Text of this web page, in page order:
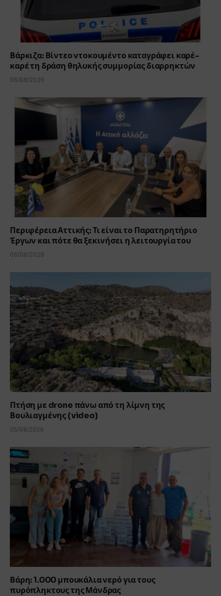
Βάρκιζα: Βίντεο ντοκουμέντο καταγράφει καρέ-
καρέ τη δράση θηλυκής συμμορίας διαρρηκτών
06/08/2026
Περιφέρεια Αττικής: Τι είναι το Παρατηρητήριο
Έργων και πότε θα ξεκινήσει η λειτουργία του
06/08/2026
Πτήση με drone πάνω από τη λίμνη της
Βουλιαγμένης (video)
05/08/2026
Βάρη: 1.000 μπουκάλια νερό για τους
πυρόπληκτους της Μάνδρας